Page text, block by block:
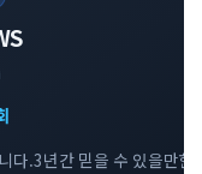
.3년간 믿을 수 있을만한